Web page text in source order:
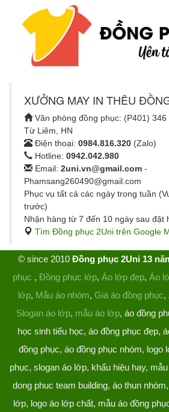
XƯỞNG MAY IN THÊU
Văn phòng đồng phục: (P401) 346
Từ Liêm, HN
Điện thoại: 0984.816.320 (Zalo)
Hotline: 0942.042.980
Email: 2uni.vn@gmail.com -
Phamsang260490@gmail.com
Phục vụ tất cả các ngày trong tuần
trước)
Nhận hàng từ 7 đến 10 ngày sau đặt
Tìm Đồng phục 2Uni trên Google
© since 2010 Đồng phục 2Uni 13
phục , Đồng phục lớp, Áo lớp đẹp, Áo
lớp, Mẫu áo nhóm, Giá áo đồng phục,
Slogan áo lớp, mẫu áo lớp, áo đồng
học sinh tiểu học, áo đồng phục đẹp,
đồng phục, áo đồng phục nhóm, logo
phục, slogan áo lớp, khẩu hiệu hay,
dong phuc team building, áo thun
lớp, logo áo lớp chất, mẫu áo đồng